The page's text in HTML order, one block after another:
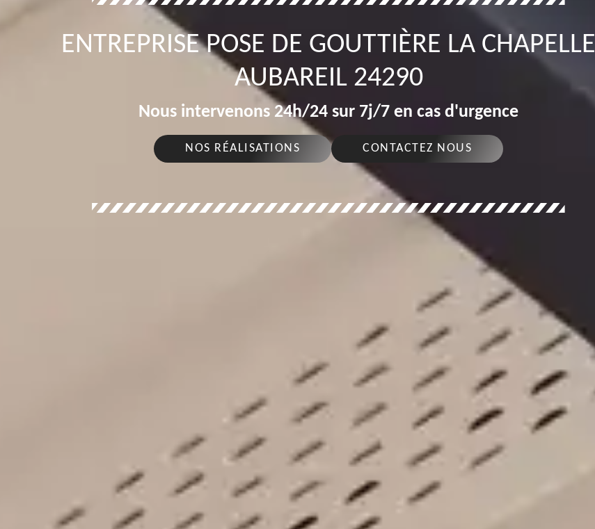
ENTREPRISE POSE DE GOUTTIÈRE LA CHAPELLE
AUBAREIL 24290
Nous intervenons 24h/24 sur 7j/7 en cas d'urgence
NOS RÉALISATIONS CONTACTEZ NOUS